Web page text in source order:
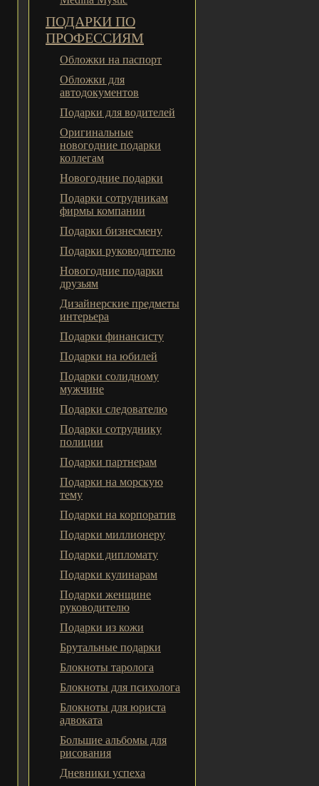
ПОДАРКИ ПО
ПРОФЕССИЯМ
Обложки на паспорт
Обложки для
автодокументов
Подарки для водителей
Оригинальные
новогодние подарки
коллегам
Новогодние подарки
Подарки сотрудникам
фирмы компании
Подарки бизнесмену
Подарки руководителю
Новогодние подарки
друзьям
Дизайнерские предметы
интерьера
Подарки финансисту
Подарки на юбилей
Подарки солидному
мужчине
Подарки следователю
Подарки сотруднику
полиции
Подарки партнерам
Подарки на морскую
тему
Подарки на корпоратив
Подарки миллионеру
Подарки дипломату
Подарки кулинарам
Подарки женщине
руководителю
Подарки из кожи
Брутальные подарки
Блокноты таролога
Блокноты для психолога
Блокноты для юриста
адвоката
Большие альбомы для
рисования
Дневники успеха